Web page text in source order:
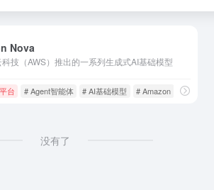
Nova
技（AWS）推出的一系列生成式AI基础模型
台 # Agent智能体 # AI基础模型 # Amazon
没有了